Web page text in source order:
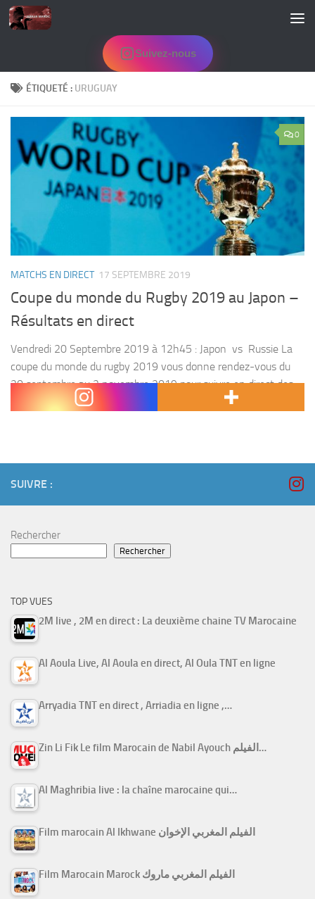
Skip to content
Suivez-nous
ÉTIQUETÉ : URUGUAY
0
MATCHS EN DIRECT 17 SEPTEMBRE 2019
Coupe du monde du Rugby 2019 au Japon –
Résultats en direct
Vendredi 20 Septembre 2019 à 12h45 : Japon vs Russie La
coupe du monde du rugby 2019 vous donne rendez-vous du
20 septembre au 2 novembre 2019 pour suivre en direct des
chocs entre...
SUIVRE :
Rechercher
Rechercher
TOP VUES
2M live , 2M en direct : La deuxième chaine TV Marocaine
Al Aoula Live, Al Aoula en direct, Al Oula TNT en ligne
Arryadia TNT en direct , Arriadia en ligne ,…
Zin Li Fik Le film Marocain de Nabil Ayouch الفيلم…
Al Maghribia live : la chaîne marocaine qui…
Film marocain Al Ikhwane الفيلم المغربي الإخوان
Film Marocain Marock الفيلم المغربي ماروك